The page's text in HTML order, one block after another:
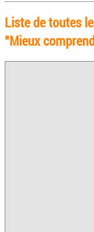
Liste de toutes
"Mieux